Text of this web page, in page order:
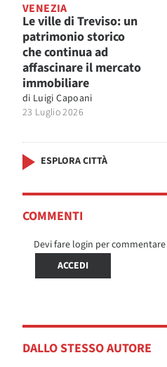
VENEZIA
Le ville di Treviso: un
patrimonio storico
che continua ad
affascinare il mercato
immobiliare
di Luigi Capoani
23 Luglio 2026
ESPLORA CITTÀ
COMMENTI
Devi fare login per commentare
ACCEDI
DALLO STESSO AUTORE